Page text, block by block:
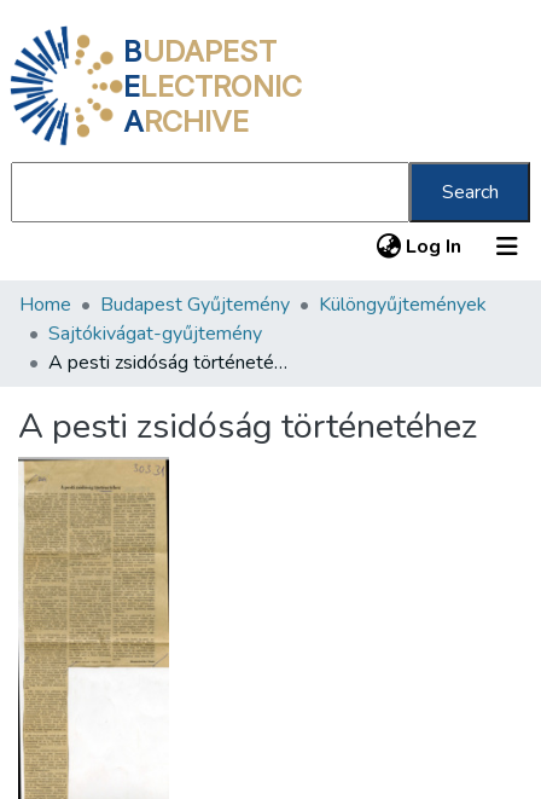
BUDAPEST
ELECTRONIC
ARCHIVE
Search
Log In (current)
Communities & Collections
All of DSpace
About us
Home Budapest Gyűjtemény
Különgyűjtemények
Sajtókivágat-gyűjtemény
A pesti zsidóság történetéhez
A pesti zsidóság történetéhez